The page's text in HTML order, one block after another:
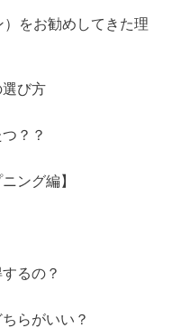
をお勧めしてきた理
び方
？？
ング編】
るの？
らがいい？